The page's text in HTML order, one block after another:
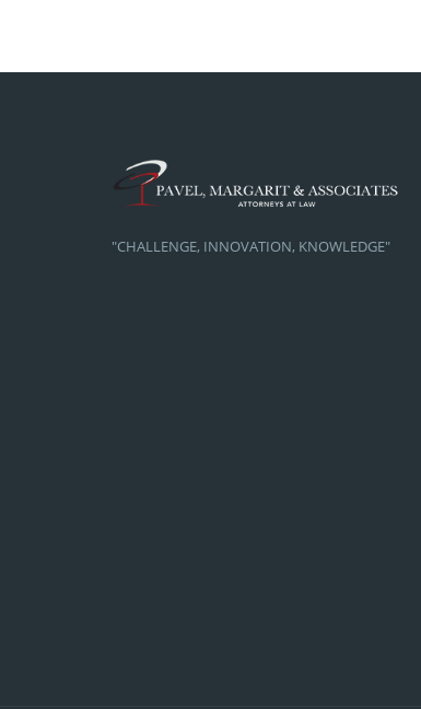
"CHALLENGE, INNOVATION, KNOWLEDGE"